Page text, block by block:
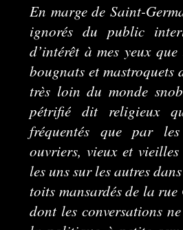
En marge de Saint-
ignorés du public
d’intérêt à mes yeux
bougnats et mastroquets
très loin du monde
pétrifié dit religieux
fréquentés que par
ouvriers, vieux et
les uns sur les autres
toits mansardés de la
dont les conversations